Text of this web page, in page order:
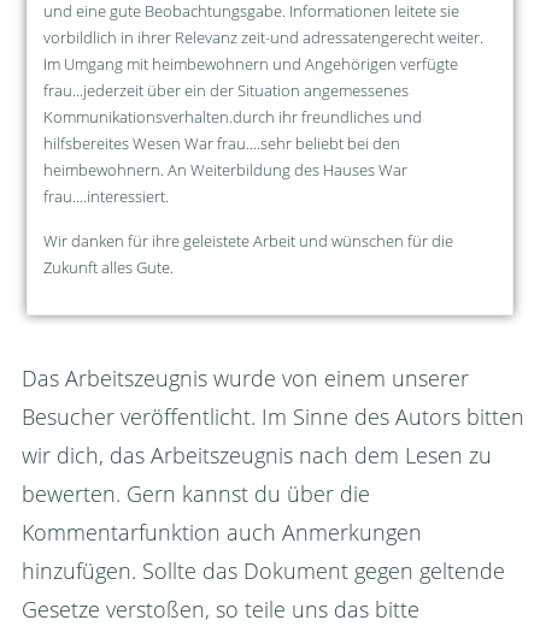
und eine gute Beobachtungsgabe. Informationen leitete sie
vorbildlich in ihrer Relevanz zeit-und adressatengerecht weiter.
Im Umgang mit heimbewohnern und Angehörigen verfügte
frau...jederzeit über ein der Situation angemessenes
Kommunikationsverhalten.durch ihr freundliches und
hilfsbereites Wesen War frau....sehr beliebt bei den
heimbewohnern. An Weiterbildung des Hauses War
frau....interessiert.
Wir danken für ihre geleistete Arbeit und wünschen für die
Zukunft alles Gute.
Das Arbeitszeugnis wurde von einem unserer
Besucher veröffentlicht. Im Sinne des Autors bitten
wir dich, das Arbeitszeugnis nach dem Lesen zu
bewerten. Gern kannst du über die
Kommentarfunktion auch Anmerkungen
hinzufügen. Sollte das Dokument gegen geltende
Gesetze verstoßen, so teile uns das bitte